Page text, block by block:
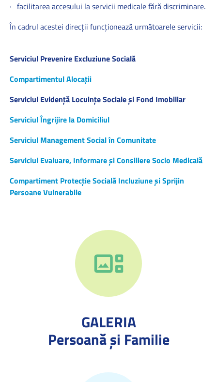
· facilitarea accesului la servicii medicale fără discriminare.
În cadrul acestei direcţii funcţionează următoarele servicii:
Serviciul Prevenire Excluziune Socială
Compartimentul Alocații
Serviciul Evidență Locuințe Sociale și Fond Imobiliar
Serviciul Îngrijire la Domiciliul
Serviciul Management Social în Comunitate
Serviciul Evaluare, Informare și Consiliere Socio Medicală
Compartiment Protecție Socială Incluziune și Sprijin
Persoane Vulnerabile
GALERIA
Persoană și Familie